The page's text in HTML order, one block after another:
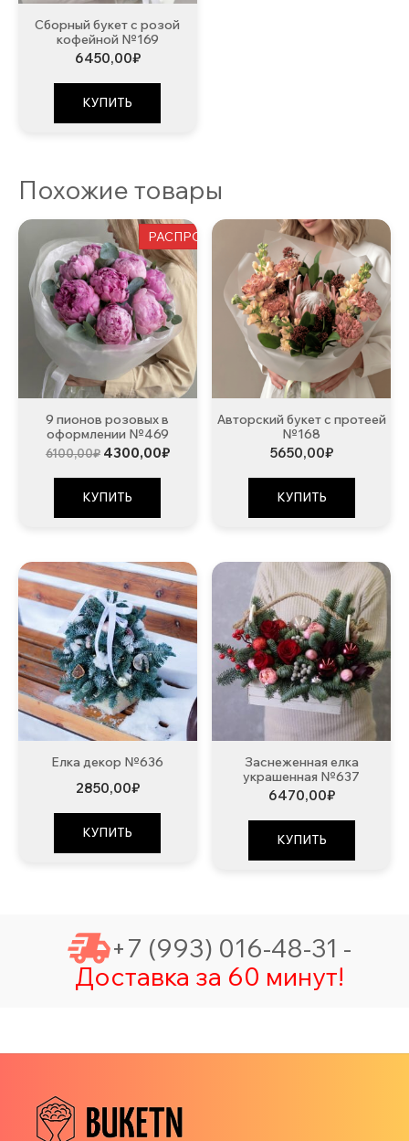
Сборный букет с розой
кофейной №169
6450,00₽
КУПИТЬ
Похожие товары
РАСПРОДАЖА!
9 пионов розовых в
оформлении №469
6100,00₽ Первоначальная
составляла
6100,00₽.
4300,00₽Текущая
КУПИТЬ
Авторский букет с протеей
№168
5650,00₽
КУПИТЬ
Елка декор №636
2850,00₽
КУПИТЬ
Заснеженная елка
украшенная №637
6470,00₽
КУПИТЬ
+7 (993) 016-48-31 -
Доставка за 60 минут!